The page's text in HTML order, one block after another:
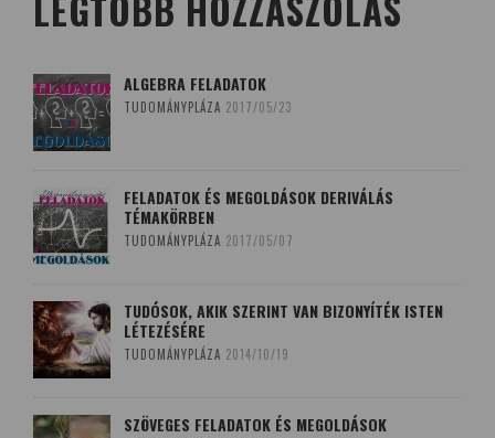
LEGTÖBB HOZZÁSZÓLÁS
ALGEBRA FELADATOK
TUDOMÁNYPLÁZA 2017/05/23
FELADATOK ÉS MEGOLDÁSOK DERIVÁLÁS
TÉMAKÖRBEN
TUDOMÁNYPLÁZA 2017/05/07
TUDÓSOK, AKIK SZERINT VAN BIZONYÍTÉK ISTEN
LÉTEZÉSÉRE
TUDOMÁNYPLÁZA 2014/10/19
SZÖVEGES FELADATOK ÉS MEGOLDÁSOK